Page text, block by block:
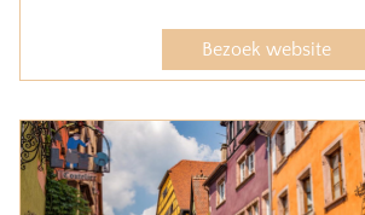
Bezoek website